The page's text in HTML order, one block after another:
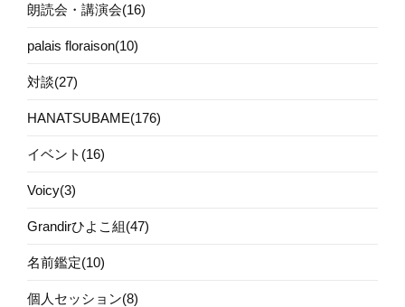
朗読会・講演会(16)
palais floraison(10)
対談(27)
HANATSUBAME(176)
イベント(16)
Voicy(3)
Grandirひよこ組(47)
名前鑑定(10)
個人セッション(8)